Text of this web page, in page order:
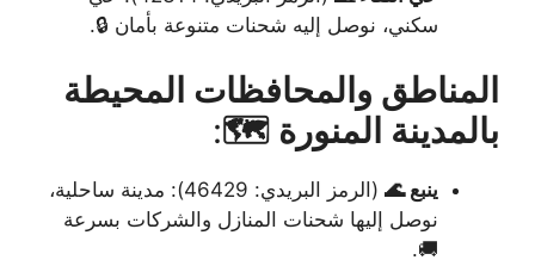
سكني، نوصل إليه شحنات متنوعة بأمان 🔒.
المناطق والمحافظات المحيطة
بالمدينة المنورة 🗺️:
ينبع 🌊
(الرمز البريدي: 46429): مدينة ساحلية،
نوصل إليها شحنات المنازل والشركات بسرعة
🚚.